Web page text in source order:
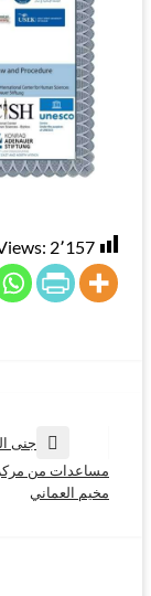
2٬157
تصفّح
المقالات
المقالة
السابقة
جنى
المقالة
مساعدات من
مخيم العماني